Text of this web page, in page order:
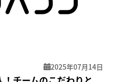
2025年07月14日